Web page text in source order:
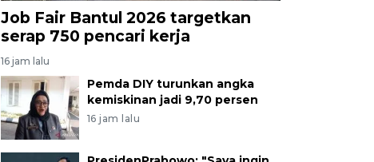
Job Fair Bantul 2026 targetkan
serap 750 pencari kerja
16 jam lalu
Pemda DIY turunkan angka
kemiskinan jadi 9,70 persen
16 jam lalu